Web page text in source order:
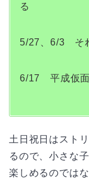
る
5/27、6/3 そ
6/17 平成仮面
土日祝日はスト
るので、小さな
楽しめるのでは